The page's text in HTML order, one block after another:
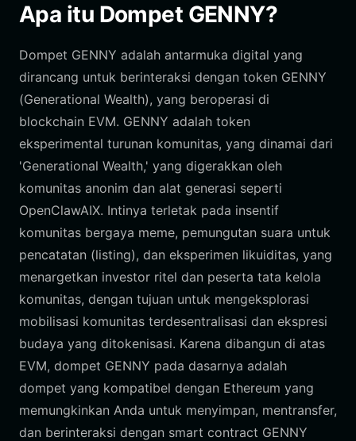
Apa itu Dompet GENNY?
Dompet GENNY adalah antarmuka digital yang
dirancang untuk berinteraksi dengan token GENNY
(Generational Wealth), yang beroperasi di
blockchain EVM. GENNY adalah token
eksperimental turunan komunitas, yang dinamai dari
'Generational Wealth,' yang digerakkan oleh
komunitas anonim dan alat generasi seperti
OpenClawAIX. Intinya terletak pada insentif
komunitas bergaya meme, pemungutan suara untuk
pencatatan (listing), dan eksperimen likuiditas, yang
menargetkan investor ritel dan peserta tata kelola
komunitas, dengan tujuan untuk mengeksplorasi
mobilisasi komunitas terdesentralisasi dan ekspresi
budaya yang ditokenisasi. Karena dibangun di atas
EVM, dompet GENNY pada dasarnya adalah
dompet yang kompatibel dengan Ethereum yang
memungkinkan Anda untuk menyimpan, mentransfer,
dan berinteraksi dengan smart contract GENNY